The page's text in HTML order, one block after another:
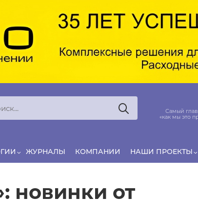
что еда — источник удовольствия,
вокруг…
Самый
«как мы это
ЖУРНАЛЫ КОМПАНИИ НАШИ ПРОЕКТЫ
новинки от